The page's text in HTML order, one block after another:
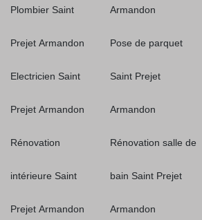
Plombier Saint
Prejet Armandon
Electricien Saint
Prejet Armandon
Rénovation
intérieure Saint
Prejet Armandon
Armandon
Pose de parquet
Saint Prejet
Armandon
Rénovation salle de
bain Saint Prejet
Armandon